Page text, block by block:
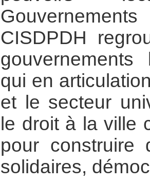
CISDPDH
qui en
et le secteur
le droit à la ville
pour construire
solidaires,